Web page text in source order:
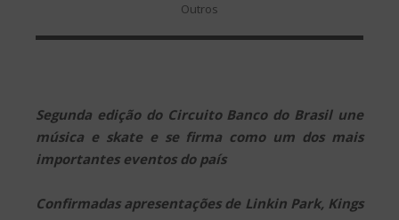
Outros
Segunda edição do Circuito Banco do Brasil une
música e skate e se firma como um dos mais
importantes eventos do país
Confirmadas apresentações de Linkin Park, Kings